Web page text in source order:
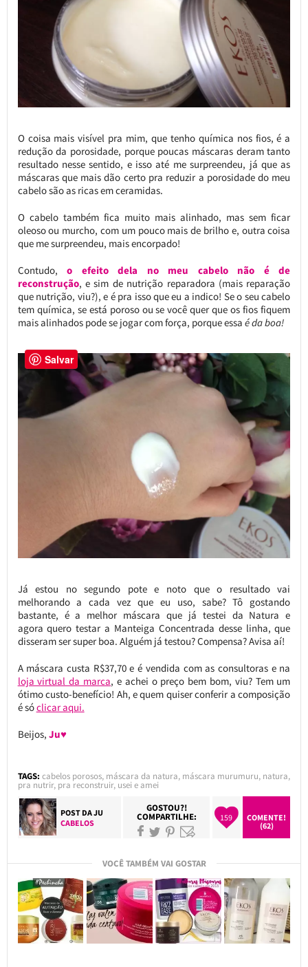
O coisa mais visível pra mim, que tenho química nos fios, é a
redução da porosidade, porque poucas máscaras deram tanto
resultado nesse sentido, e isso até me surpreendeu, já que as
máscaras que mais dão certo pra reduzir a porosidade do meu
cabelo são as ricas em ceramidas.
O cabelo também fica muito mais alinhado, mas sem ficar
oleoso ou murcho, com um pouco mais de brilho e, outra coisa
que me surpreendeu, mais encorpado!
Contudo, o efeito dela no meu cabelo não é de
reconstrução, e sim de nutrição reparadora (mais reparação
que nutrição, viu?), e é pra isso que eu a indico! Se o seu cabelo
tem química, se está poroso ou se você quer que os fios fiquem
mais alinhados pode se jogar com força, porque essa é da boa!
Já estou no segundo pote e noto que o resultado vai
melhorando a cada vez que eu uso, sabe? Tô gostando
bastante, é a melhor máscara que já testei da Natura e
agora quero testar a Manteiga Concentrada desse linha, que
disseram ser super boa. Alguém já testou? Compensa? Avisa aí!
A máscara custa R$37,70 e é vendida com as consultoras e na
loja virtual da marca, e achei o preço bem bom, viu? Tem um
ótimo custo-benefício! Ah, e quem quiser conferir a composição
é sóclicar aqui.
Beijos, Ju♥
TAGS: cabelos porosos, máscara da natura, máscara murumuru, natura,
pra nutrir, pra reconstruir, usei e amei
POST DAJU
CABELOS
GOSTOU?!
COMPARTILHE: 159
COMENTE!
(62)
VOCÊ TAMBÉM VAI GOSTAR
Salvar